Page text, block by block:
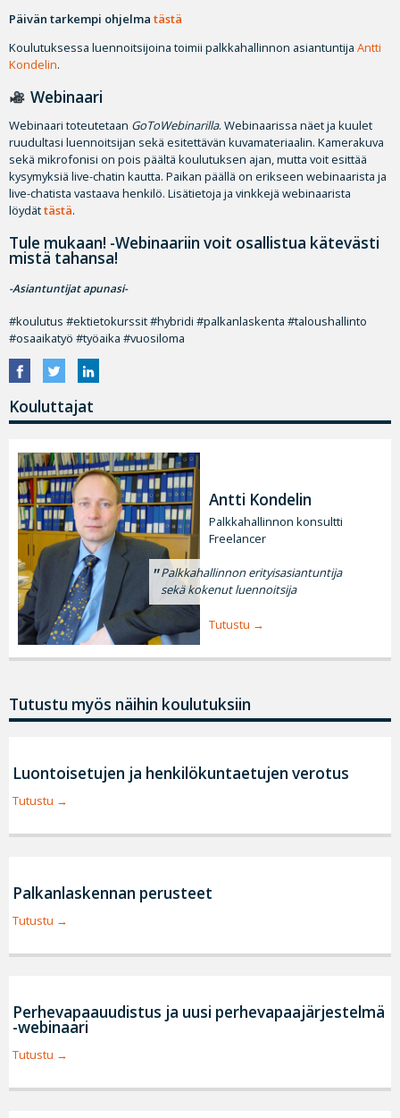
Päivän tarkempi ohjelma tästä
Koulutuksessa luennoitsijoina toimii palkkahallinnon asiantuntija Antti
Kondelin.
Webinaari
Webinaari toteutetaan GoToWebinarilla. Webinaarissa näet ja kuulet
ruudultasi luennoitsijan sekä esitettävän kuvamateriaalin. Kamerakuva
sekä mikrofonisi on pois päältä koulutuksen ajan, mutta voit esittää
kysymyksiä live-chatin kautta. Paikan päällä on erikseen webinaarista ja
live-chatista vastaava henkilö. Lisätietoja ja vinkkejä webinaarista
löydättästä.
Tule mukaan! -Webinaariin voit osallistua kätevästi
mistä tahansa!
-Asiantuntijat apunasi-
#koulutus #ektietokurssit #hybridi #palkanlaskenta #taloushallinto
#osaaikatyö #työaika #vuosiloma
Kouluttajat
Antti Kondelin
Palkkahallinnon konsultti
Freelancer
Palkkahallinnon erityisasiantuntija
sekä kokenut luennoitsija
Tutustu
Tutustu myös näihin koulutuksiin
Luontoisetujen ja henkilökuntaetujen verotus
Tutustu
Palkanlaskennan perusteet
Tutustu
Perhevapaauudistus ja uusi perhevapaajärjestelmä
-webinaari
Tutustu